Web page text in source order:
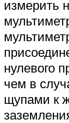
измерить
нулевого
чем в
щупами к